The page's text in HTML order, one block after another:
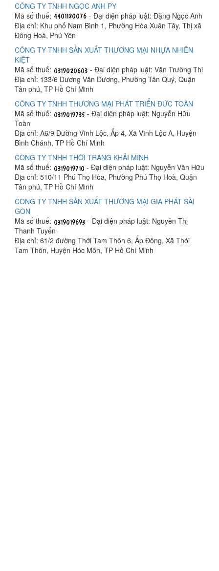
CÔNG TY TNHH NGỌC ANH PY
Mã số thuế:
- Đại diện pháp luật: Đặng Ngọc Anh
Địa chỉ: Khu phố Nam Bình 1, Phường Hòa Xuân Tây, Thị xã
Đông Hoà, Phú Yên
CÔNG TY TNHH SẢN XUẤT THƯƠNG MẠI NHỰA NHIÊN
KIỆT
Mã số thuế:
- Đại diện pháp luật: Văn Trường Thi
Địa chỉ: 133/6 Dương Văn Dương, Phường Tân Quý, Quận
Tân phú, TP Hồ Chí Minh
CÔNG TY TNHH THƯƠNG MẠI PHÁT TRIỂN ĐỨC TOÀN
Mã số thuế:
- Đại diện pháp luật: Nguyễn Hữu
Toàn
Địa chỉ: A6/9 Đường Vĩnh Lộc, Ấp 4, Xã Vĩnh Lộc A, Huyện
Bình Chánh, TP Hồ Chí Minh
CÔNG TY TNHH THỜI TRANG KHẢI MINH
Mã số thuế:
- Đại diện pháp luật: Nguyễn Văn Hữu
Địa chỉ: 510/11 Phú Thọ Hòa, Phường Phú Thọ Hoà, Quận
Tân phú, TP Hồ Chí Minh
CÔNG TY TNHH SẢN XUẤT THƯƠNG MẠI GIA PHÁT SÀI
GÒN
Mã số thuế:
- Đại diện pháp luật: Nguyễn Thị
Thanh Tuyển
Địa chỉ: 61/2 đường Thới Tam Thôn 6, Ấp Đông, Xã Thới
Tam Thôn, Huyện Hóc Môn, TP Hồ Chí Minh